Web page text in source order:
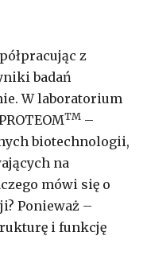
z
badań
W laboratorium
TM –
biotechnologii,
na
mówi się o
Ponieważ –
i funkcję